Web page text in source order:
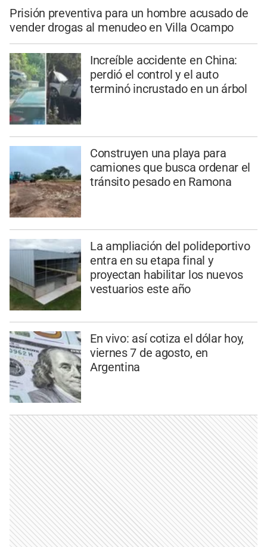
Prisión preventiva para un hombre acusado de
vender drogas al menudeo en Villa Ocampo
Increíble accidente en China:
perdió el control y el auto
terminó incrustado en un árbol
Construyen una playa para
camiones que busca ordenar el
tránsito pesado en Ramona
La ampliación del polideportivo
entra en su etapa final y
proyectan habilitar los nuevos
vestuarios este año
En vivo: así cotiza el dólar hoy,
viernes 7 de agosto, en
Argentina